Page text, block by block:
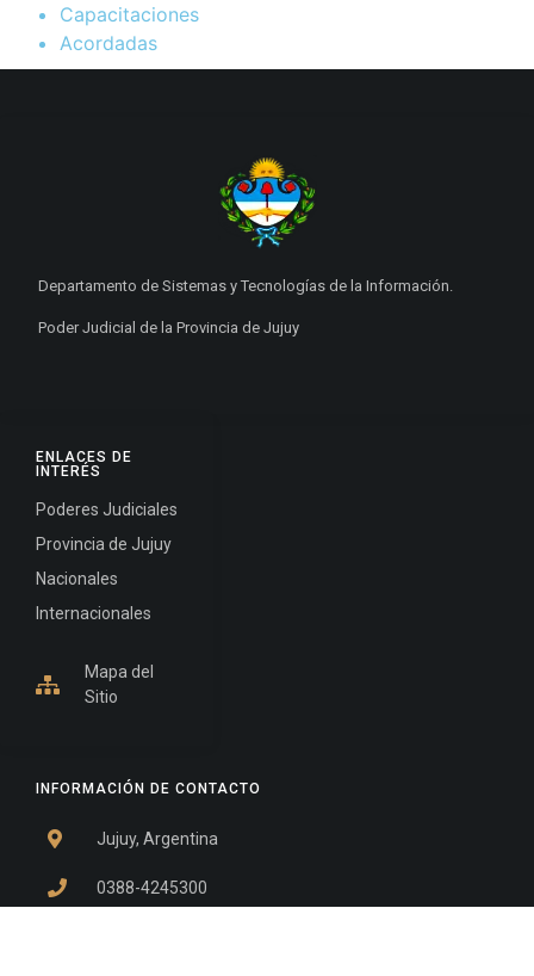
Capacitaciones
Acordadas
INFORMACIÓN DE CONTACTO
Jujuy, Argentina
0388-4245300
ENLACES DE
INTERÉS
Poderes Judiciales
Provincia de Jujuy
Nacionales
Internacionales
Mapa del
Sitio
Departamento de Sistemas y Tecnologías de la Información.
Poder Judicial de la Provincia de Jujuy